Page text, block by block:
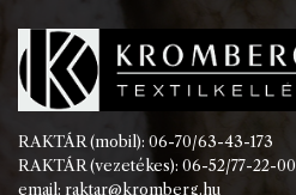
RAKTÁR (mobil): 06-70/63-43-173
RAKTÁR (vezetékes): 06-52/77-22-00
email: raktar@kromberg.hu